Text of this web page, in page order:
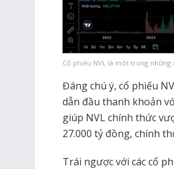
Cổ phiếu NVL là một trong
Đáng chú ý, cổ phiếu
dẫn đầu thanh khoản
giúp NVL chính thức
27.000 tỷ đồng, chính
Trái ngược với các cổ